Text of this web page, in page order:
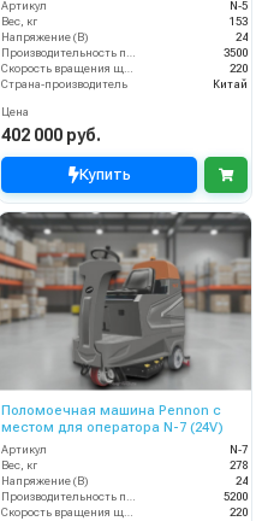
Артикул
N-5
Вес, кг
153
Напряжение (В)
24
3500
220
Страна-производитель
Китай
Цена
402 000 руб.
Купить
Поломоечная машина Pennon с
местом для оператора N-7 (24V)
Артикул
N-7
Вес, кг
278
Напряжение (В)
24
5200
220